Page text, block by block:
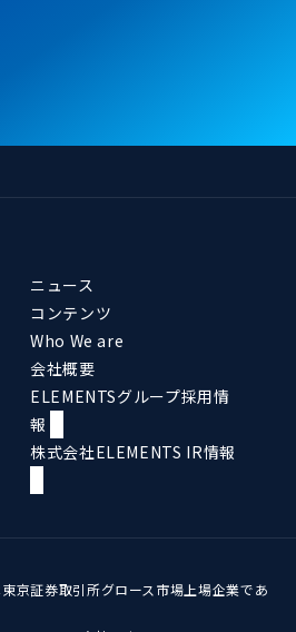
ニュース
コンテンツ
Who We are
会社概要
ELEMENTSグループ採用情
報
株式会社ELEMENTS IR情報
京証券取引所グロース市場上場企業であ